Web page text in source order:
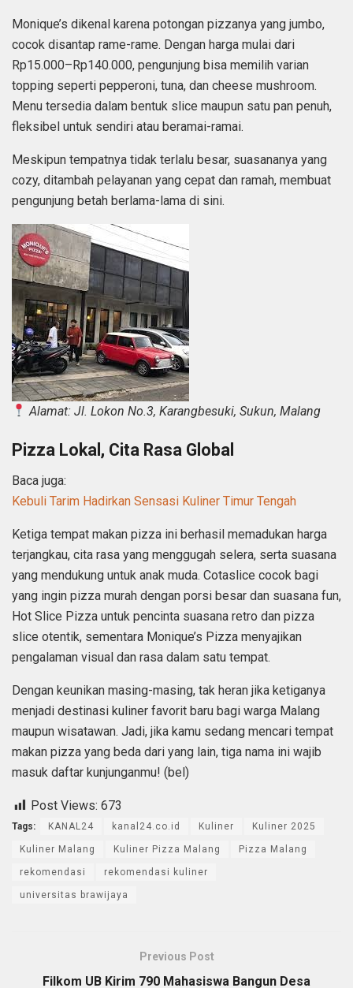
Monique’s dikenal karena potongan pizzanya yang jumbo,
cocok disantap rame-rame. Dengan harga mulai dari
Rp15.000–Rp140.000, pengunjung bisa memilih varian
topping seperti pepperoni, tuna, dan cheese mushroom.
Menu tersedia dalam bentuk slice maupun satu pan penuh,
fleksibel untuk sendiri atau beramai-ramai.
Meskipun tempatnya tidak terlalu besar, suasananya yang
cozy, ditambah pelayanan yang cepat dan ramah, membuat
pengunjung betah berlama-lama di sini.
Alamat: Jl. Lokon No.3, Karangbesuki, Sukun, Malang
Pizza Lokal, Cita Rasa Global
Baca juga:
Kebuli Tarim Hadirkan Sensasi Kuliner Timur Tengah
Ketiga tempat makan pizza ini berhasil memadukan harga
terjangkau, cita rasa yang menggugah selera, serta suasana
yang mendukung untuk anak muda. Cotaslice cocok bagi
yang ingin pizza murah dengan porsi besar dan suasana fun,
Hot Slice Pizza untuk pencinta suasana retro dan pizza
slice otentik, sementara Monique’s Pizza menyajikan
pengalaman visual dan rasa dalam satu tempat.
Dengan keunikan masing-masing, tak heran jika ketiganya
menjadi destinasi kuliner favorit baru bagi warga Malang
maupun wisatawan. Jadi, jika kamu sedang mencari tempat
makan pizza yang beda dari yang lain, tiga nama ini wajib
masuk daftar kunjunganmu! (bel)
Post Views: 673
Tags: KANAL24 kanal24.co.id Kuliner Kuliner 2025
Kuliner Malang Kuliner Pizza Malang Pizza Malang
rekomendasi rekomendasi kuliner
universitas brawijaya
Previous Post
Filkom UB Kirim 790 Mahasiswa Bangun Desa